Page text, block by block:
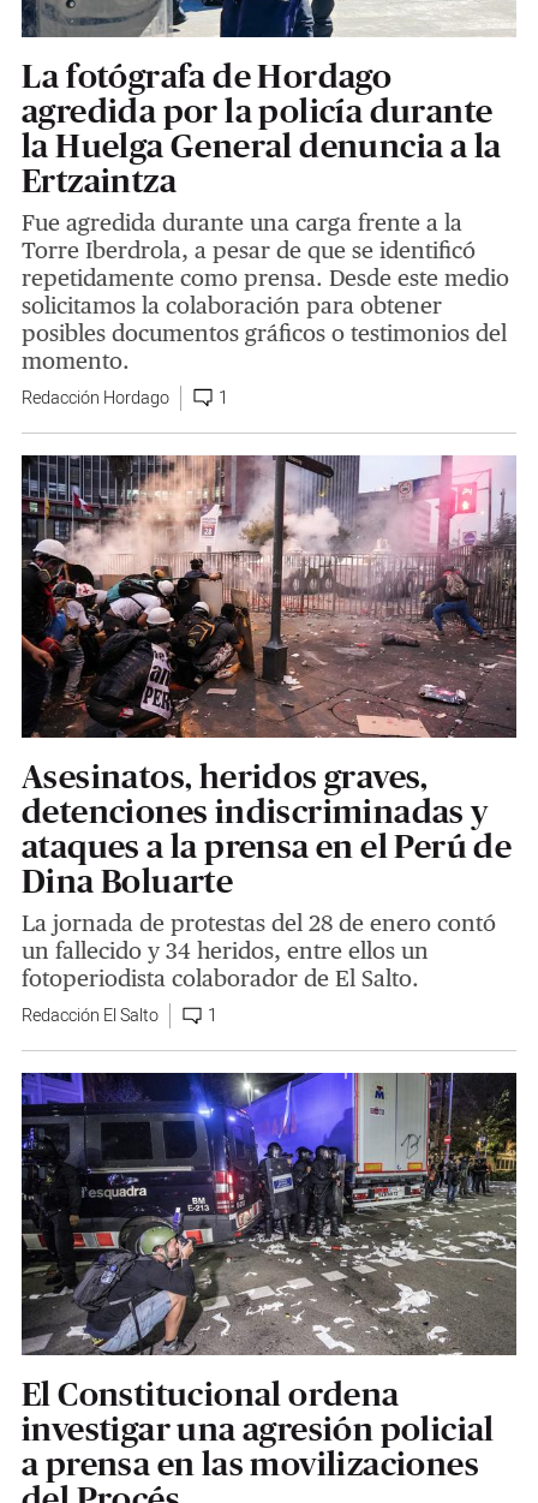
La fotógrafa de Hordago
agredida por la policía durante
la Huelga General denuncia a la
Ertzaintza
Fue agredida durante una carga frente a la
Torre Iberdrola, a pesar de que se identificó
repetidamente como prensa. Desde este medio
solicitamos la colaboración para obtener
posibles documentos gráficos o testimonios del
momento.
Redacción Hordago 1
Asesinatos, heridos graves,
detenciones indiscriminadas y
ataques a la prensa en el Perú de
Dina Boluarte
La jornada de protestas del 28 de enero contó
un fallecido y 34 heridos, entre ellos un
fotoperiodista colaborador de El Salto.
Redacción El Salto 1
El Constitucional ordena
investigar una agresión policial
a prensa en las movilizaciones